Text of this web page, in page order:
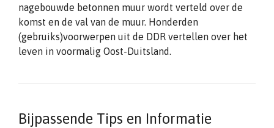
nagebouwde betonnen muur wordt verteld over de
komst en de val van de muur. Honderden
(gebruiks)voorwerpen uit de DDR vertellen over het
leven in voormalig Oost-Duitsland.
Bijpassende Tips en Informatie